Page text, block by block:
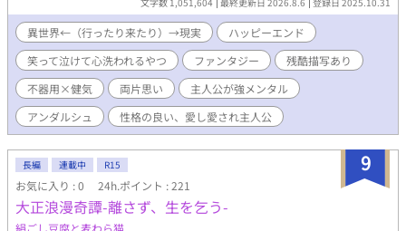
で1～4巻】 健気で一途な主人公と、なかなか真実に辿り着けない
不器用ド真面目青年騎士が、 巡礼の旅の中で、互いに相手を想い
つつも絶妙にすれ違う、 両片思いのじれもだファンタジーBLで
す。(最終的に2CP成立します) 『メインCPがくっつくまでを読み
たい』という方用に 第一部で離脱する方用のエピローグをご用意
していますので、スッキリ読了できます。 第二部 ------【5巻
～】 『くっついたCPが支え合う姿が読みたい』という方と 『い
やいや世界を救うまでが聖女物だろ!!』という方には ここからが
本番です。 異世界の闇を明かして人々の救済を目指します。 7巻
からは新キャラ続々で、サブCPも続々参戦します。 激重感情を抱
えながらも絶妙に噛み合わない『お前さえいればいい』共依存の
幼馴染主従や、 『友達と恋人の好きって何が違うの!?』と初恋に
戸惑う少年騎士同士、 『俺に幸せになる資格はない』と死を望む
異世界←（行ったり来たり）→現実
ハッピーエンド
笑って泣けて心洗われるやつ
ファンタジー
残酷描写あり
不器用×健気
両片思い
主人公が強メンタル
アンダルシュ
性格の良い、愛し愛され主人公
9
長編 連載中 R15
お気に入り : 0 24h.ポイント : 221
大正浪漫奇譚-離さず、生を乞う-
絹ごし豆腐と麦わら猫